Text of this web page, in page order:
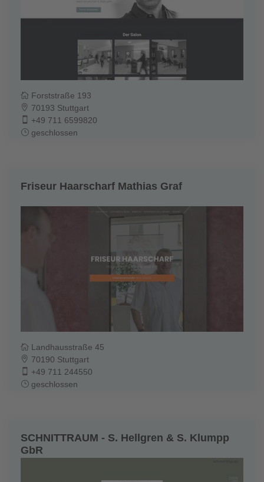
Forststraße 193
70193 Stuttgart
+49 711 6599820
geschlossen
Friseur Haarscharf Mathias Graf
Landhausstraße 45
70190 Stuttgart
+49 711 244550
geschlossen
SCHNITTRAUM - S. Hellgren & S. Klumpp
GbR